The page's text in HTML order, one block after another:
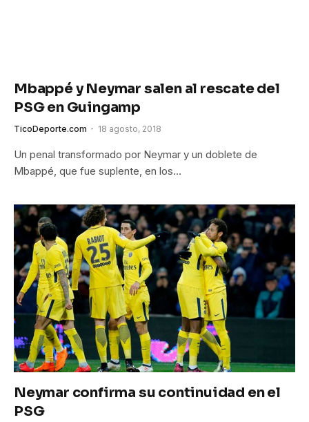
Mbappé y Neymar salen al rescate del
PSG en Guingamp
TicoDeporte.com 18 agosto, 2018
Un penal transformado por Neymar y un doblete de
Mbappé, que fue suplente, en los…
Neymar confirma su continuidad en el
PSG